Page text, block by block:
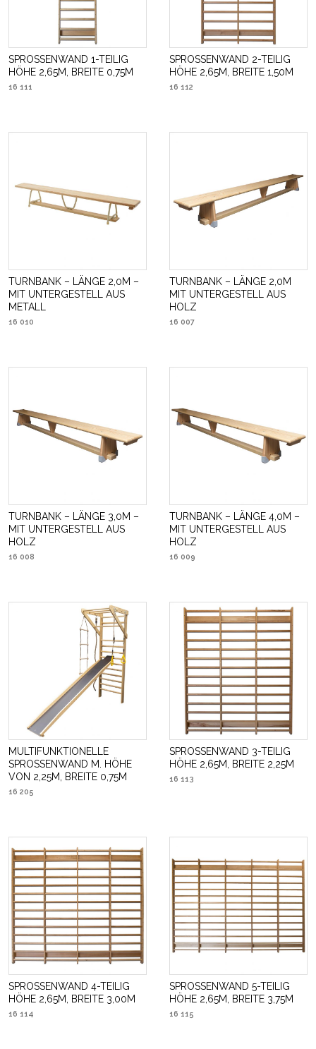
SPROSSENWAND 1-TEILIG
HÖHE 2,65M, BREITE 0,75M
16 111
SPROSSENWAND 2-TEILIG
HÖHE 2,65M, BREITE 1,50M
16 112
TURNBANK – LÄNGE 2,0M –
MIT UNTERGESTELL AUS
METALL
16 010
TURNBANK – LÄNGE 2,0M
MIT UNTERGESTELL AUS
HOLZ
16 007
TURNBANK – LÄNGE 3,0M –
MIT UNTERGESTELL AUS
HOLZ
16 008
TURNBANK – LÄNGE 4,0M –
MIT UNTERGESTELL AUS
HOLZ
16 009
MULTIFUNKTIONELLE
SPROSSENWAND M. HÖHE
VON 2,25M, BREITE 0,75M
16 205
SPROSSENWAND 3-TEILIG
HÖHE 2,65M, BREITE 2,25M
16 113
SPROSSENWAND 4-TEILIG
HÖHE 2,65M, BREITE 3,00M
16 114
SPROSSENWAND 5-TEILIG
HÖHE 2,65M, BREITE 3,75M
16 115